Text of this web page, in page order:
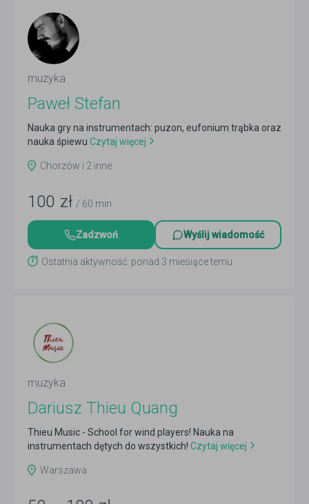
muzyka
Paweł Stefan
Nauka gry na instrumentach: puzon, eufonium trąbka oraz
nauka śpiewu Czytaj więcej
Chorzów i 2 inne
100 zł / 60 min
Zadzwoń Wyślij wiadomość
Ostatnia aktywność: ponad 3 miesiące temu
muzyka
Dariusz Thieu Quang
Thieu Music - School for wind players! Nauka na
instrumentach dętych do wszystkich! Czytaj więcej
Warszawa